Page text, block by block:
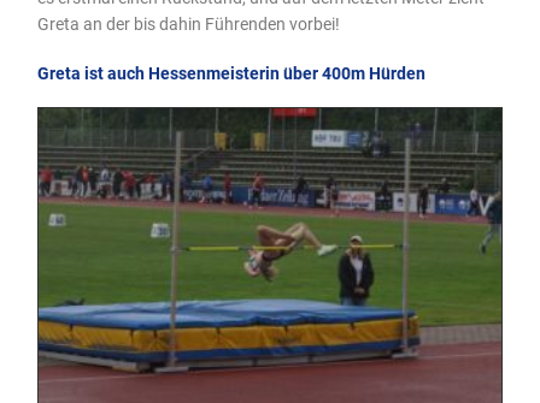
Greta an der bis dahin Führenden vorbei!
Greta ist auch Hessenmeisterin über 400m Hürden